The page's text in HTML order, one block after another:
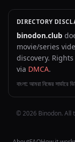
DIRECTORY
binodon.club
movie/series
discovery.
via DMCA.
বাংলা: আমরা নিজের সার্ভারে
© 2026 Binodon. All